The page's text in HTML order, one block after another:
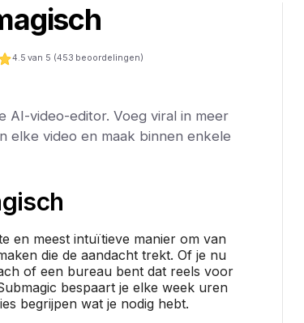
4.5 van 5 (453 beoordelingen)
AI-video-editor. Voeg viral in meer
elke video en maak binnen enkele
en meest intuïtieve manier om van
die de aandacht trekt. Of je nu
of een bureau bent dat reels voor
bespaart je elke week uren
begrijpen wat je nodig hebt.